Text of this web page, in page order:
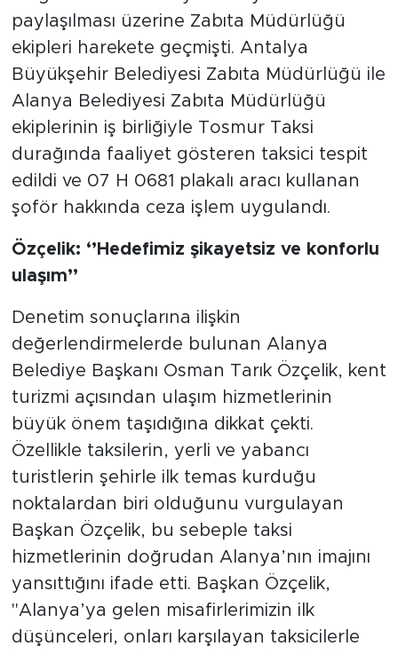
paylaşılması üzerine Zabıta Müdürlüğü
ekipleri harekete geçmişti. Antalya
Büyükşehir Belediyesi Zabıta Müdürlüğü ile
Alanya Belediyesi Zabıta Müdürlüğü
ekiplerinin iş birliğiyle Tosmur Taksi
durağında faaliyet gösteren taksici tespit
edildi ve 07 H 0681 plakalı aracı kullanan
şoför hakkında ceza işlem uygulandı.
Özçelik: ‘’Hedefimiz şikayetsiz ve konforlu
ulaşım’’
Denetim sonuçlarına ilişkin
değerlendirmelerde bulunan Alanya
Belediye Başkanı Osman Tarık Özçelik, kent
turizmi açısından ulaşım hizmetlerinin
büyük önem taşıdığına dikkat çekti.
Özellikle taksilerin, yerli ve yabancı
turistlerin şehirle ilk temas kurduğu
noktalardan biri olduğunu vurgulayan
Başkan Özçelik, bu sebeple taksi
hizmetlerinin doğrudan Alanya’nın imajını
yansıttığını ifade etti. Başkan Özçelik,
"Alanya’ya gelen misafirlerimizin ilk
düşünceleri, onları karşılayan taksicilerle